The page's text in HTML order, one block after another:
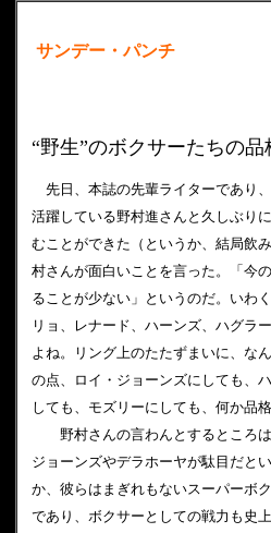
サンデー・パンチ
“野生”のボクサーたちの品
先日、本誌の先輩ライターであり
活躍している野村進さんと久しぶり
むことができた（というか、結局飲
村さんが面白いことを言った。「今
ることが少ない」というのだ。いわ
リョ、レナード、ハーンズ、ハグラ
よね。リング上のたたずまいに、な
の点、ロイ・ジョーンズにしても、
しても、モズリーにしても、何か品格
野村さんの言わんとするところは
ジョーンズやデラホーヤが駄目だと
か、彼らはまぎれもないスーパーボ
であり、ボクサーとしての戦力も史